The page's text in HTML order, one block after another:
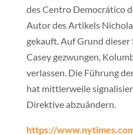
des Centro Democrático
Autor des Artikels
gekauft. Auf Grund
Casey gezwungen,
verlassen. Die Führung
hat mittlerweile
Direktive abzuändern.
https://